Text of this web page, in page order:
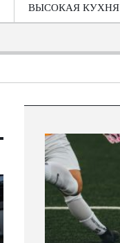
ВЫСОКАЯ КУХНЯ